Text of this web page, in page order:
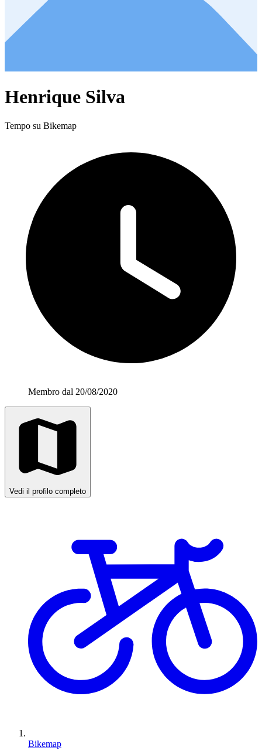
Henrique Silva
Tempo su Bikemap
Membro dal 20/08/2020
Vedi il profilo completo
Bikemap